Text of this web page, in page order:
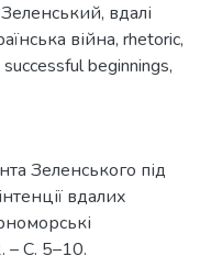
Зеленський, вдалі
війна, rhetoric,
successful beginnings,
Зеленського під
вдалих
– С. 5–10.